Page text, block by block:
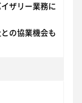
ザリー業務に
の協業機会も